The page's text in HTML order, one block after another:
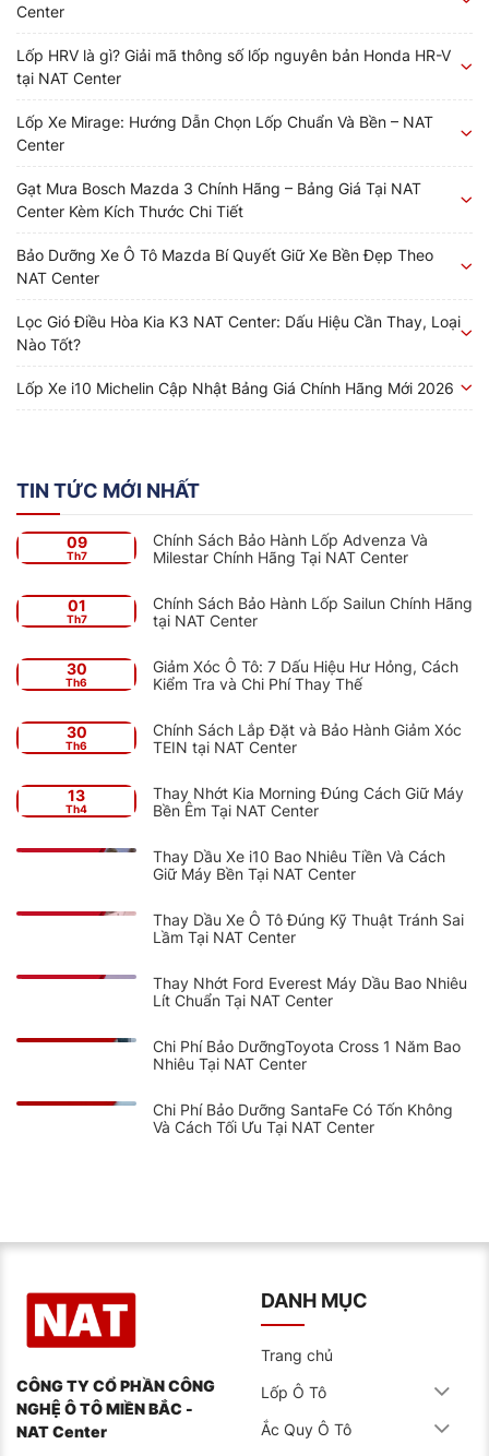
Center
Lốp HRV là gì? Giải mã thông số lốp nguyên bản Honda HR-V
tại NAT Center
Lốp Xe Mirage: Hướng Dẫn Chọn Lốp Chuẩn Và Bền – NAT
Center
Gạt Mưa Bosch Mazda 3 Chính Hãng – Bảng Giá Tại NAT
Center Kèm Kích Thước Chi Tiết
Bảo Dưỡng Xe Ô Tô Mazda Bí Quyết Giữ Xe Bền Đẹp Theo
NAT Center
Lọc Gió Điều Hòa Kia K3 NAT Center: Dấu Hiệu Cần Thay, Loại
Nào Tốt?
Lốp Xe i10 Michelin Cập Nhật Bảng Giá Chính Hãng Mới 2026
TIN TỨC MỚI NHẤT
09
Th7
Chính Sách Bảo Hành Lốp Advenza Và
Milestar Chính Hãng Tại NAT Center
01
Th7
Chính Sách Bảo Hành Lốp Sailun Chính Hãng
tại NAT Center
30
Th6
Giảm Xóc Ô Tô: 7 Dấu Hiệu Hư Hỏng, Cách
Kiểm Tra và Chi Phí Thay Thế
30
Th6
Chính Sách Lắp Đặt và Bảo Hành Giảm Xóc
TEIN tại NAT Center
13
Th4
Thay Nhớt Kia Morning Đúng Cách Giữ Máy
Bền Êm Tại NAT Center
Thay Dầu Xe i10 Bao Nhiêu Tiền Và Cách
Giữ Máy Bền Tại NAT Center
Thay Dầu Xe Ô Tô Đúng Kỹ Thuật Tránh Sai
Lầm Tại NAT Center
Thay Nhớt Ford Everest Máy Dầu Bao Nhiêu
Lít Chuẩn Tại NAT Center
Chi Phí Bảo DưỡngToyota Cross 1 Năm Bao
Nhiêu Tại NAT Center
Chi Phí Bảo Dưỡng SantaFe Có Tốn Không
Và Cách Tối Ưu Tại NAT Center
CÔNG TY CỔ PHẦN CÔNG
NGHỆ Ô TÔ MIỀN BẮC -
NAT Center
DANH MỤC
Trang chủ
Lốp Ô Tô
Ắc Quy Ô Tô